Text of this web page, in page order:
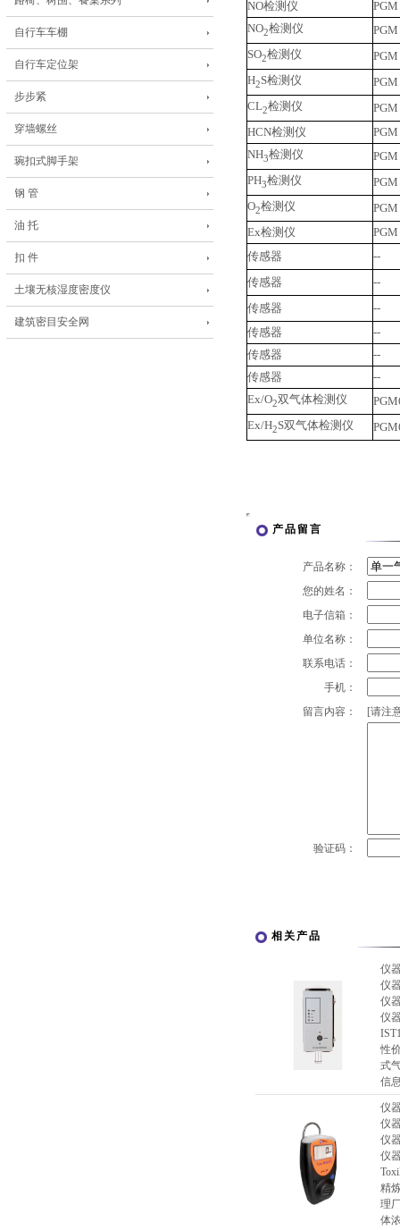
自行车车棚
自行车定位架
步步紧
穿墙螺丝
琬扣式脚手架
钢 管
油 托
扣 件
土壤无核湿度密度仪
建筑密目安全网
NO检测仪
NO2检测仪
SO2检测仪
H2S检测仪
CL2检测仪
HCN检测仪
NH3检测仪
PH3检测仪
O2检测仪
Ex检测仪
传感器
--
传感器
--
传感器
--
传感器
--
传感器
--
传感器
--
Ex/O2双气体检测仪
Ex/H2S双气体检测仪
产品留言
产品名称：
您的姓名：
电子信箱：
单位名称：
联系电话：
手机：
留言内容：
[请注
验证码：
相关产品
仪
仪
仪
仪
性
式
信
仪
仪
仪
仪
精
理
体